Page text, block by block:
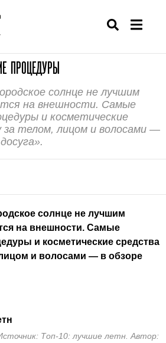
ПРОЦЕДУРЫ
солнце не лучшим
на внешности. Самые
и косметические
за телом, лицом и волосами —
солнце не лучшим
на внешности. Самые
и косметические средства
и волосами — в обзоре
Топ-10: лучшие летн. Автор: